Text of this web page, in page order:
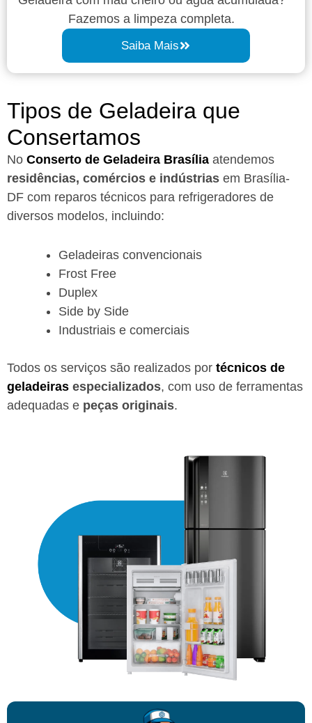
Fazemos a limpeza completa.
Saiba Mais
Tipos de Geladeira que
Consertamos
No Conserto de Geladeira Brasília atendemos
residências, comércios e indústrias em Brasília-
DF com reparos técnicos para refrigeradores de
diversos modelos, incluindo:
Geladeiras convencionais
Frost Free
Duplex
Side by Side
Industriais e comerciais
Todos os serviços são realizados por técnicos de
geladeiras especializados, com uso de ferramentas
adequadas e peças originais.